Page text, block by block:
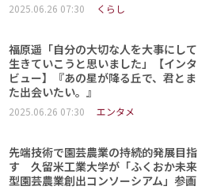
2025.06.26 07:30 くらし
福原遥「自分の大切な人を大事にして
生きていこうと思いました」【インタ
ビュー】『あの星が降る丘で、君とま
た出会いたい。』
2025.06.26 07:30 エンタメ
先端技術で園芸農業の持続的発展目指
す 久留米工業大学が「ふくおか未来
型園芸農業創出コンソーシアム」参画